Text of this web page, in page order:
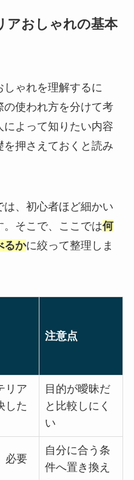
アおしゃれの基本
ゃれを理解するに
使われ方を分けて考
によって知りたい内容
押さえておくと読み
、初心者ほど細かい
そこで、ここでは何
るかに絞って整理しま
注意点
リア
した
目的が曖昧だ
と比較しにく
い
必要
自分に合う条
件へ置き換え